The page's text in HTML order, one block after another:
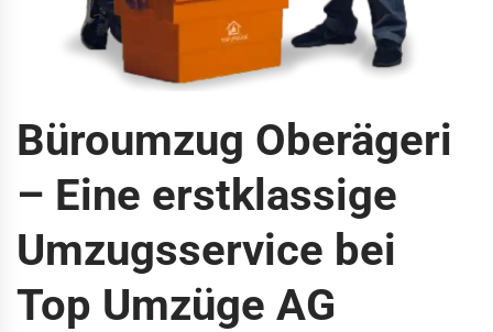
Büroumzug Oberägeri
– Eine erstklassige
Umzugsservice bei
Top Umzüge AG